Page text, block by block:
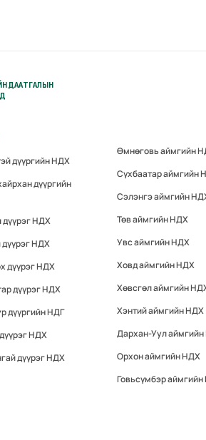
ДААТГАЛЫН
дүүргийн НДХ
дүүргийн
дүүрэг НДХ
НДХ
дүүрэг НДХ
дүүрэг НДХ
дүүргийн НДГ
НДХ
дүүрэг НДХ
Өмнөговь аймгийн
Сүхбаатар аймгийн
Сэлэнгэ аймгийн
Төв аймгийн НДХ
Увс аймгийн НДХ
Ховд аймгийн НДХ
Хөвсгөл аймгийн
Хэнтий аймгийн НДХ
Дархан-Уул
Орхон аймгийн НДХ
Говьсүмбэр